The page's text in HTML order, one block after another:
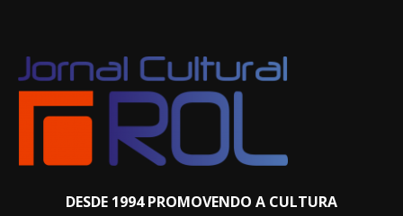
DESDE 1994 PROMOVENDO A CULTURA